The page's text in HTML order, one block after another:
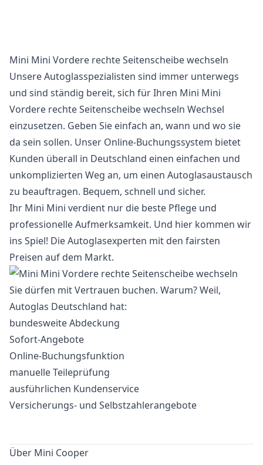
Mini Mini Vordere rechte Seitenscheibe wechseln
Unsere Autoglasspezialisten sind immer unterwegs
und sind ständig bereit, sich für Ihren Mini Mini
Vordere rechte Seitenscheibe wechseln Wechsel
einzusetzen. Geben Sie einfach an, wann und wo sie
da sein sollen. Unser Online-Buchungssystem bietet
Kunden überall in Deutschland einen einfachen und
unkomplizierten Weg an, um einen Autoglasaustausch
zu beauftragen. Bequem, schnell und sicher.
Ihr Mini Mini verdient nur die beste Pflege und
professionelle Aufmerksamkeit. Und hier kommen wir
ins Spiel! Die Autoglasexperten mit den fairsten
Preisen auf dem Markt.
Sie dürfen mit Vertrauen buchen. Warum? Weil,
Autoglas Deutschland hat:
bundesweite Abdeckung
Sofort-Angebote
Online-Buchungsfunktion
manuelle Teileprüfung
ausführlichen Kundenservice
Versicherungs- und Selbstzahlerangebote
Über Mini Cooper